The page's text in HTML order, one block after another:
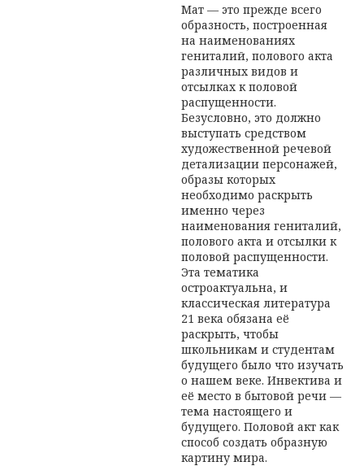
Мат — это прежде всего
образность, построенная
на наименованиях
гениталий, полового акта
различных видов и
отсылках к половой
распущенности.
Безусловно, это должно
выступать средством
художественной речевой
детализации персонажей,
образы которых
необходимо раскрыть
именно через
наименования гениталий,
полового акта и отсылки к
половой распущенности.
Эта тематика
остроактуальна, и
классическая литература
21 века обязана её
раскрыть, чтобы
школьникам и студентам
будущего было что изучать
о нашем веке. Инвектива и
её место в бытовой речи —
тема настоящего и
будущего. Половой акт как
способ создать образную
картину мира.